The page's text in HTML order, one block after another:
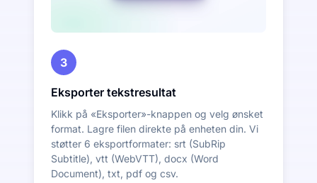
3
Eksporter tekstresultat
Klikk på «Eksporter»-knappen og velg ønsket
format. Lagre filen direkte på enheten din. Vi
støtter 6 eksportformater: srt (SubRip
Subtitle), vtt (WebVTT), docx (Word
Document), txt, pdf og csv.